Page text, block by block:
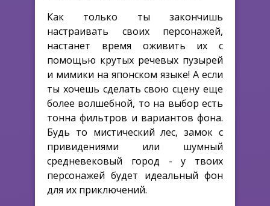
Как только ты закончишь
настраивать своих персонажей,
настанет время оживить их с
помощью крутых речевых пузырей
и мимики на японском языке! А если
ты хочешь сделать свою сцену еще
более волшебной, то на выбор есть
тонна фильтров и вариантов фона.
Будь то мистический лес, замок с
привидениями или шумный
средневековый город - у твоих
персонажей будет идеальный фон
для их приключений.